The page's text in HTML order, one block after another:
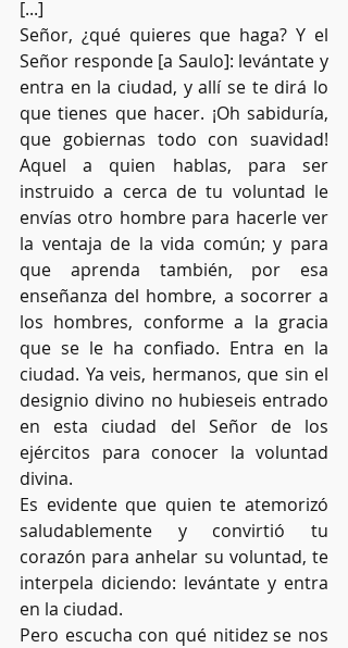
[...]
Señor, ¿qué quieres que haga? Y el
Señor responde [a Saulo]: levántate y
entra en la ciudad, y allí se te dirá lo
que tienes que hacer. ¡Oh sabiduría,
que gobiernas todo con suavidad!
Aquel a quien hablas, para ser
instruido a cerca de tu voluntad le
envías otro hombre para hacerle ver
la ventaja de la vida común; y para
que aprenda también, por esa
enseñanza del hombre, a socorrer a
los hombres, conforme a la gracia
que se le ha confiado. Entra en la
ciudad. Ya veis, hermanos, que sin el
designio divino no hubieseis entrado
en esta ciudad del Señor de los
ejércitos para conocer la voluntad
divina.
Es evidente que quien te atemorizó
saludablemente y convirtió tu
corazón para anhelar su voluntad, te
interpela diciendo: levántate y entra
en la ciudad.
Pero escucha con qué nitidez se nos